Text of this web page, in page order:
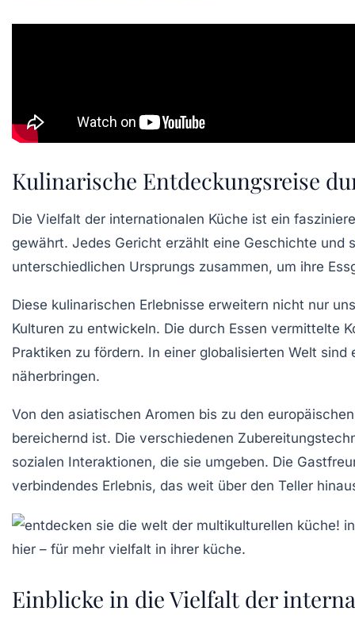
Kulinarische Entdeckungsreise
Die Vielfalt der internationalen Küche ist ein
gewährt. Jedes Gericht erzählt eine Geschichte und
unterschiedlichen Ursprungs zusammen, um ihre
Diese kulinarischen Erlebnisse erweitern nicht nur
Kulturen zu entwickeln. Die durch Essen vermittelte
Praktiken zu fördern. In einer globalisierten Welt
näherbringen.
Von den asiatischen Aromen bis zu den europäischen
bereichernd ist. Die verschiedenen
sozialen Interaktionen, die sie umgeben. Die
verbindendes Erlebnis, das weit über den Teller
Einblicke in die Vielfalt der